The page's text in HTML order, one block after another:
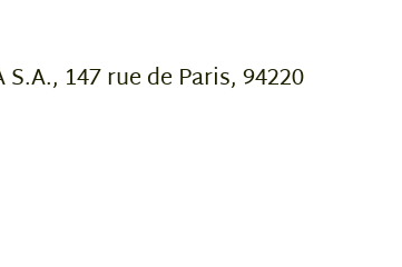
S.A., 147 rue de Paris, 94220